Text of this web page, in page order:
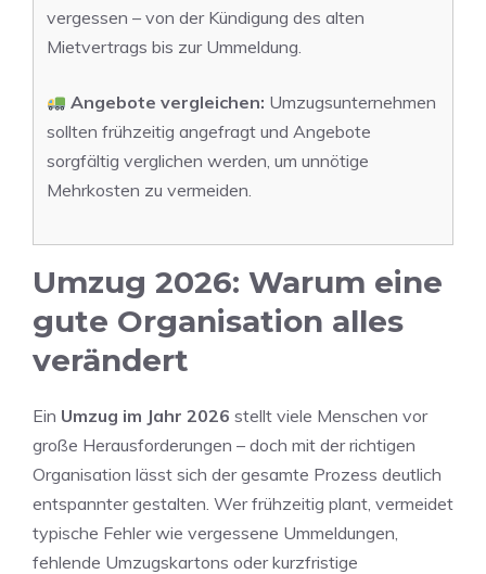
vergessen – von der Kündigung des alten
Mietvertrags bis zur Ummeldung.
Angebote vergleichen: Umzugsunternehmen
sollten frühzeitig angefragt und Angebote
sorgfältig verglichen werden, um unnötige
Mehrkosten zu vermeiden.
Umzug 2026: Warum eine
gute Organisation alles
verändert
Ein Umzug im Jahr 2026 stellt viele Menschen vor
große Herausforderungen – doch mit der richtigen
Organisation lässt sich der gesamte Prozess deutlich
entspannter gestalten. Wer frühzeitig plant, vermeidet
typische Fehler wie vergessene Ummeldungen,
fehlende Umzugskartons oder kurzfristige